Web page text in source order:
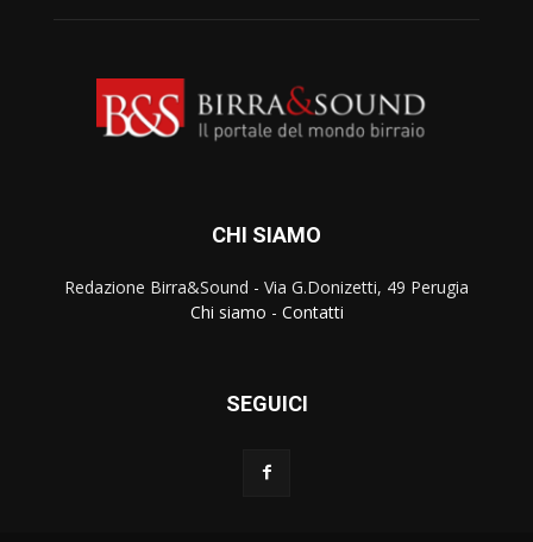
CHI SIAMO
Redazione Birra&Sound - Via G.Donizetti, 49 Perugia
Chi siamo - Contatti
SEGUICI